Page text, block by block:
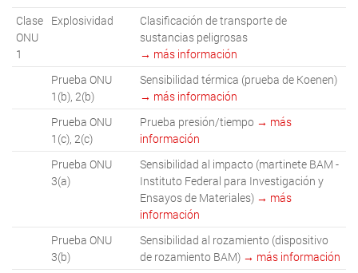
Clase
ONU
1
Explosividad
Clasificación de transporte de
sustancias peligrosas
→ más información
Prueba ONU
1(b), 2(b)
Sensibilidad térmica (prueba de Koenen)
→ más información
Prueba ONU
1(c), 2(c)
Prueba presión/tiempo → más
información
Prueba ONU
3(a)
Sensibilidad al impacto (martinete BAM -
Instituto Federal para Investigación y
Ensayos de Materiales) → más
información
Prueba ONU
3(b)
Sensibilidad al rozamiento (dispositivo
de rozamiento BAM) → más información